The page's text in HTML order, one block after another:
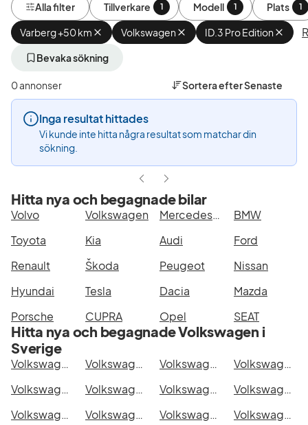
Alla filter Tillverkare 1 Modell 1 Plats 1
Varberg +50 km Ta
bort
aktivt
(Plats)
Volkswagen Ta
bort
Volkswagen
ID.3 Pro Edition Ta
bort
ID.3
Bevaka sökning
0 annonser Sortera efterSenaste
Inga resultat hittades
Vi kunde inte hitta några resultat som matchar din
sökning.
Hitta nya och begagnade bilar
Volvo Volkswagen Mercedes-Benz
BMW
Toyota
Kia Audi
Ford
Renault
Škoda Peugeot
Nissan
Hyundai
Tesla Dacia
Mazda
Porsche
CUPRA Opel SEAT
Hitta nya och begagnade Volkswagen i
Sverige
Volkswagen ID.3 Pro Edition i Stockholm Volkswagen ID.3 Pro Edition i Göteborg Volkswagen ID.3 Pro Edition i Helsingborg
Volkswagen ID.3 Pro Edition i Jönköping
Volkswagen ID.3 Pro Edition i Malmö
Volkswagen ID.3 Pro Edition i Örebro Volkswagen ID.3 Pro Edition i Norrköping
Volkswagen ID.3 Pro Edition i Linköping
Volkswagen ID.3 Pro Edition i Uppsala
Volkswagen ID.3 Pro Edition i Västerås Volkswagen ID.3 Pro Edition i Halmstad
Volkswagen ID.3 Pro Edition i Växjö